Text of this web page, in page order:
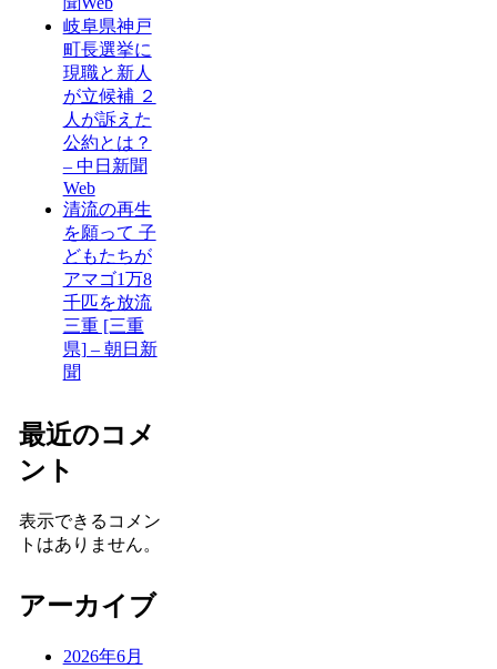
岐阜県神戸
町長選挙に
現職と新人
が立候補 ２
人が訴えた
公約とは？
– 中日新聞
Web
清流の再生
を願って 子
どもたちが
アマゴ1万8
千匹を放流
三重 [三重
県] – 朝日新
聞
最近のコメ
ント
表示できるコメン
トはありません。
アーカイブ
2026年6月